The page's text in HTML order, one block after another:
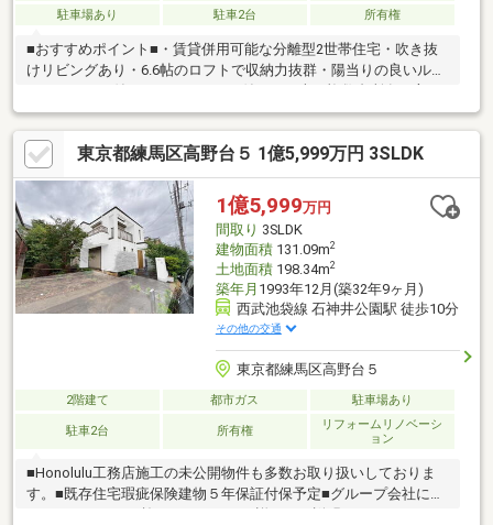
駐車場あり
駐車2台 所有権
■おすすめポイント■・賃貸併用可能な分離型2世帯住宅・吹き抜
けリビングあり・6.6帖のロフトで収納力抜群・陽当りの良いルー
もおすすめ・探し始めのお客様、正しい家探しをお伝えします＊
ご来店頂きアンケート回答でギフトカードプレゼント！■交通ア
クセス■・大江戸線【光が丘】駅徒歩10分----------------------お気軽に
下記の《資料請求》又は《見学予約》ボタンをクリック！又は大
和アクタス 0120-105-111(通話無料)まで
東京都練馬区高野台５ 1億5,999万円 3SLDK
1億5,999万円
間取り 3SLDK
建物面積131.09m2
土地面積198.34m2
築年月 1993年12月(築32年9ヶ月)
西武池袋線 石神井公園駅 徒歩10分
その他の交通
東京都練馬区高野台５
2階建て 都市ガス 駐車場あり
駐車2台 所有権
リフォームリノベーシ
ョン
■Honolulu工務店施工の未公開物件も多数お取り扱いしておりま
す。■既存住宅瑕疵保険建物５年保証付保予定■グループ会社によ
るリノベーション施工につき、より詳細なご説明ができます。■